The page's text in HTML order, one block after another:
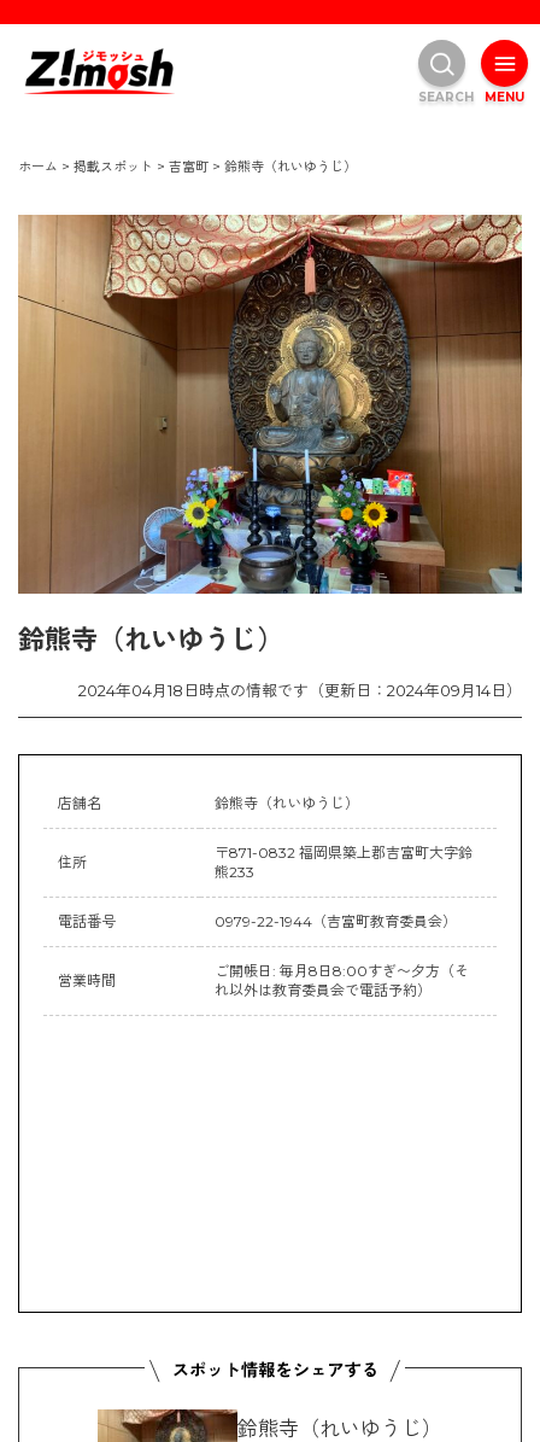
ホーム > 掲載スポット > 吉富町 > 鈴熊寺（れいゆうじ）
鈴熊寺（れいゆうじ）
2024年04月18日時点の情報です（更新日：2024年09月14日）
店舗名 鈴熊寺（れいゆうじ）
住所
〒871-0832 福岡県築上郡吉富町大字鈴
熊233
電話番号 0979-22-1944（吉富町教育委員会）
営業時間
ご開帳日: 毎月8日8:00すぎ〜夕方（そ
れ以外は教育委員会で電話予約）
鈴熊寺（れいゆうじ）
MENU
SEARCH